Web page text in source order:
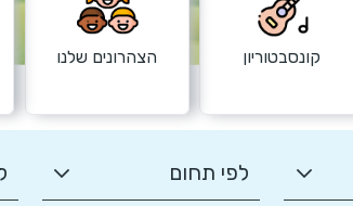
קונסבטוריון הצהרונים שלנו